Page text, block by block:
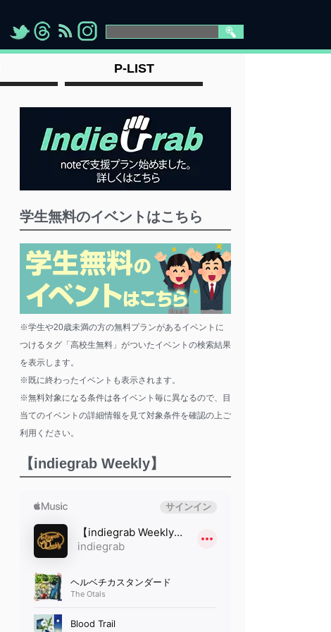
"> "> "> " >
P-LIST
学生無料のイベントはこちら
※学生や20歳未満の方の無料プランがあるイベントに
つけるタグ「高校生無料」がついたイベントの検索結果
を表示します。
※既に終わったイベントも表示されます。
※無料対象になる条件は各イベント毎に異なるので、目
当てのイベントの詳細情報を見て対象条件を確認の上ご
利用ください。
【indiegrab Weekly】